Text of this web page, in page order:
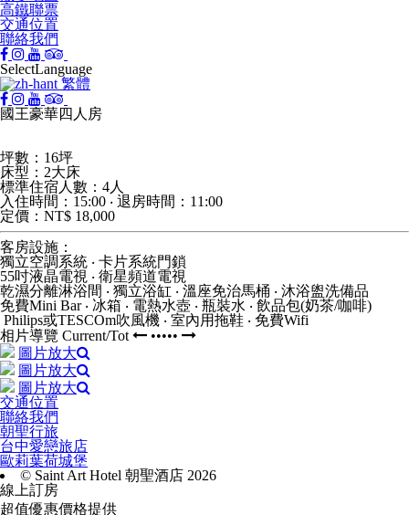
高鐵聯票
交通位置
聯絡我們
SelectLanguage
繁體
國王豪華四人房
坪數：16坪
床型：2大床
標準住宿人數：4人
入住時間：15:00 ‧ 退房時間：11:00
定價：NT$ 18,000
客房設施：
獨立空調系統 ‧ 卡片系統門鎖
55吋液晶電視 ‧ 衛星頻道電視
乾濕分離淋浴間 ‧ 獨立浴缸 ‧ 溫座免治馬桶 ‧ 沐浴盥洗備品
免費Mini Bar ‧ 冰箱 ‧ 電熱水壺 ‧ 瓶裝水 ‧ 飲品包(奶茶/咖啡)
Philips或TESCOm吹風機 ‧ 室內用拖鞋 ‧ 免費Wifi
相片導覽 Current/Tot
•••••
圖片放大
圖片放大
圖片放大
交通位置
聯絡我們
朝聖行旅
台中愛戀旅店
歐莉葉荷城堡
© Saint Art Hotel 朝聖酒店 2026
線上訂房
超值優惠價格提供